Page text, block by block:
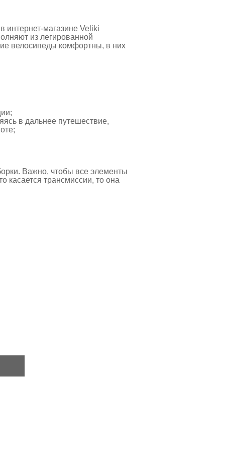
в интернет-магазине Veliki
из легированной
велосипеды комфортны, в них
в дальнее путешествие,
Важно, чтобы все элементы
трансмиссии, то она